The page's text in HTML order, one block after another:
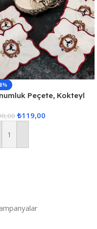
Peçete, Kokteyl
Bardak Altlığı 6
₺119,00
Sepete Ekle